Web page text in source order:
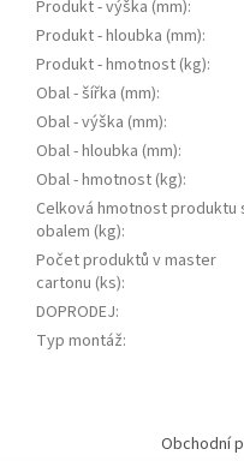
Produkt - výška (mm):
Produkt - hloubka (mm):
Produkt - hmotnost (kg):
Obal - šířka (mm):
Obal - výška (mm):
Obal - hloubka (mm):
Obal - hmotnost (kg):
Celková hmotnost produktu
obalem (kg):
Počet produktů v master
cartonu (ks):
DOPRODEJ:
Typ montáž:
Obchodní